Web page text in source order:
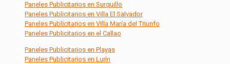
Paneles Publicitarios en Surquillo
Paneles Publicitarios en Villa El Salvador
Paneles Publicitarios en Villa María del Triunfo
Paneles Publicitarios en el Callao
Paneles Publicitarios en Playas
Paneles Publicitarios en Lurín